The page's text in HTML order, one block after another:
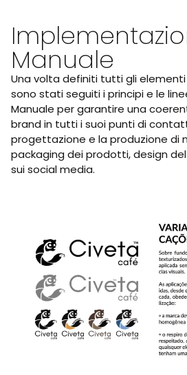
Manuale
Una volta definiti tutti gli elementi
sono stati seguiti i principi e le
Manuale per garantire una
brand in tutti i suoi punti di
progettazione e la produzione di
packaging dei prodotti, design
sui social media.